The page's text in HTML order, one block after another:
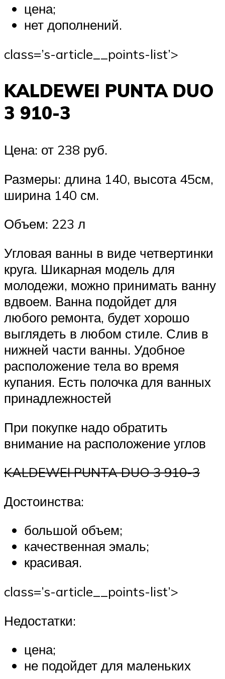
цена;
нет дополнений.
class=’s-article__points-list’>
KALDEWEI PUNTA DUO
3 910-3
Цена: от 238 руб.
Размеры: длина 140, высота 45см,
ширина 140 см.
Объем: 223 л
Угловая ванны в виде четвертинки
круга. Шикарная модель для
молодежи, можно принимать ванну
вдвоем. Ванна подойдет для
любого ремонта, будет хорошо
выглядеть в любом стиле. Слив в
нижней части ванны. Удобное
расположение тела во время
купания. Есть полочка для ванных
принадлежностей
При покупке надо обратить
внимание на расположение углов
KALDEWEI PUNTA DUO 3 910-3
Достоинства:
большой объем;
качественная эмаль;
красивая.
class=’s-article__points-list’>
Недостатки:
цена;
не подойдет для маленьких